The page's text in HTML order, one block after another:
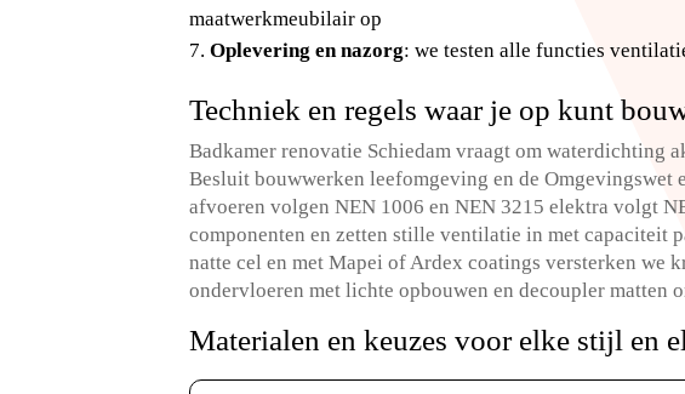
maatwerkmeubilair op
Oplevering en nazorg: we testen alle functies
Techniek en regels waar je op kunt
Badkamer renovatie Schiedam vraagt om waterdichting
Besluit bouwwerken leefomgeving en de
afvoeren volgen NEN 1006 en NEN 3215 elektra volgt
componenten en zetten stille ventilatie in met capaciteit
natte cel en met Mapei of Ardex coatings versterken we
ondervloeren met lichte opbouwen en decoupler matten
Materialen en keuzes voor elke stijl en